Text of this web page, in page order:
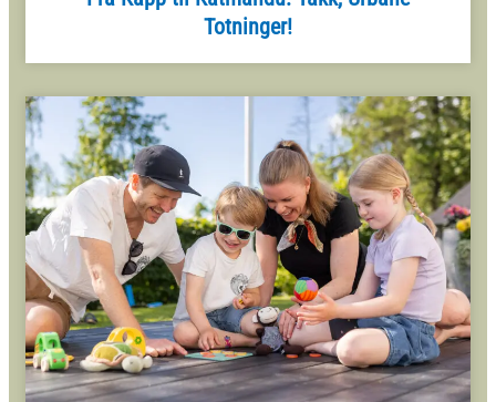
Totninger!